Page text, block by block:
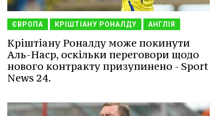
ЄВРОПА КРІШТІАНУ РОНАЛДУ АНГЛІЯ
Кріштіану Роналду може покинути
Аль-Наср, оскільки переговори щодо
нового контракту призупинено - Sport
News 24.